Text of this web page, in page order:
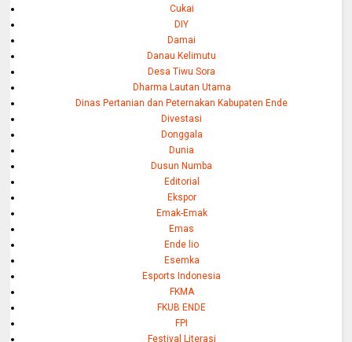
Cukai
DIY
Damai
Danau Kelimutu
Desa Tiwu Sora
Dharma Lautan Utama
Dinas Pertanian dan Peternakan Kabupaten Ende
Divestasi
Donggala
Dunia
Dusun Numba
Editorial
Ekspor
Emak-Emak
Emas
Ende lio
Esemka
Esports Indonesia
FKMA
FKUB ENDE
FPI
Festival Literasi